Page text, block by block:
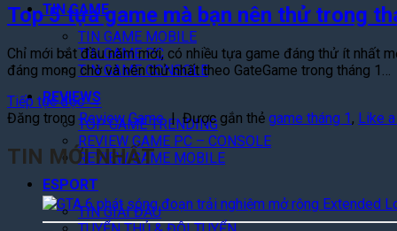
TIN GAME
TIN GAME MOBILE
TIN GAME PC
TIN GAME CONSOLE
REVIEWS
TOP GAME TRENDING
REVIEW GAME PC – CONSOLE
REVIEW GAME MOBILE
ESPORT
TIN GIẢI ĐẤU
Top 5 tựa game mà bạn nên thử trong
Chỉ mới bắt đầu năm mới, có nhiều tựa game đáng thử ít nhất
đáng mong chờ và nên thử nhất theo GateGame trong tháng 1…
Tiếp tục đọc→
Đăng trongReview Game | Được gắn thẻ game tháng 1, Like
TIN MỚI NHẤT